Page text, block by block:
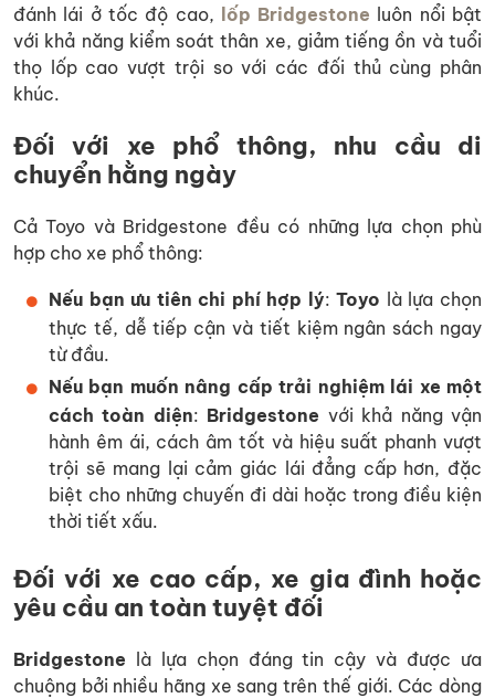
đánh lái ở tốc độ cao,
lốp Bridgestone luôn nổi bật
với khả năng kiểm soát thân xe, giảm tiếng ồn và tuổi
thọ lốp cao vượt trội so với các đối thủ cùng phân
khúc.
Đối với xe phổ thông, nhu cầu di
chuyển hằng ngày
Cả Toyo và Bridgestone đều có những lựa chọn phù
hợp cho xe phổ thông:
Nếu bạn ưu tiên chi phí hợp lý:Toyo là lựa chọn
thực tế, dễ tiếp cận và tiết kiệm ngân sách ngay
từ đầu.
Nếu bạn muốn nâng cấp trải nghiệm lái xe một
cách toàn diện: Bridgestone với khả năng vận
hành êm ái, cách âm tốt và hiệu suất phanh vượt
trội sẽ mang lại cảm giác lái đẳng cấp hơn, đặc
biệt cho những chuyến đi dài hoặc trong điều kiện
thời tiết xấu.
Đối với xe cao cấp, xe gia đình hoặc
yêu cầu an toàn tuyệt đối
Bridgestone là lựa chọn đáng tin cậy và được ưa
chuộng bởi nhiều hãng xe sang trên thế giới. Các dòng